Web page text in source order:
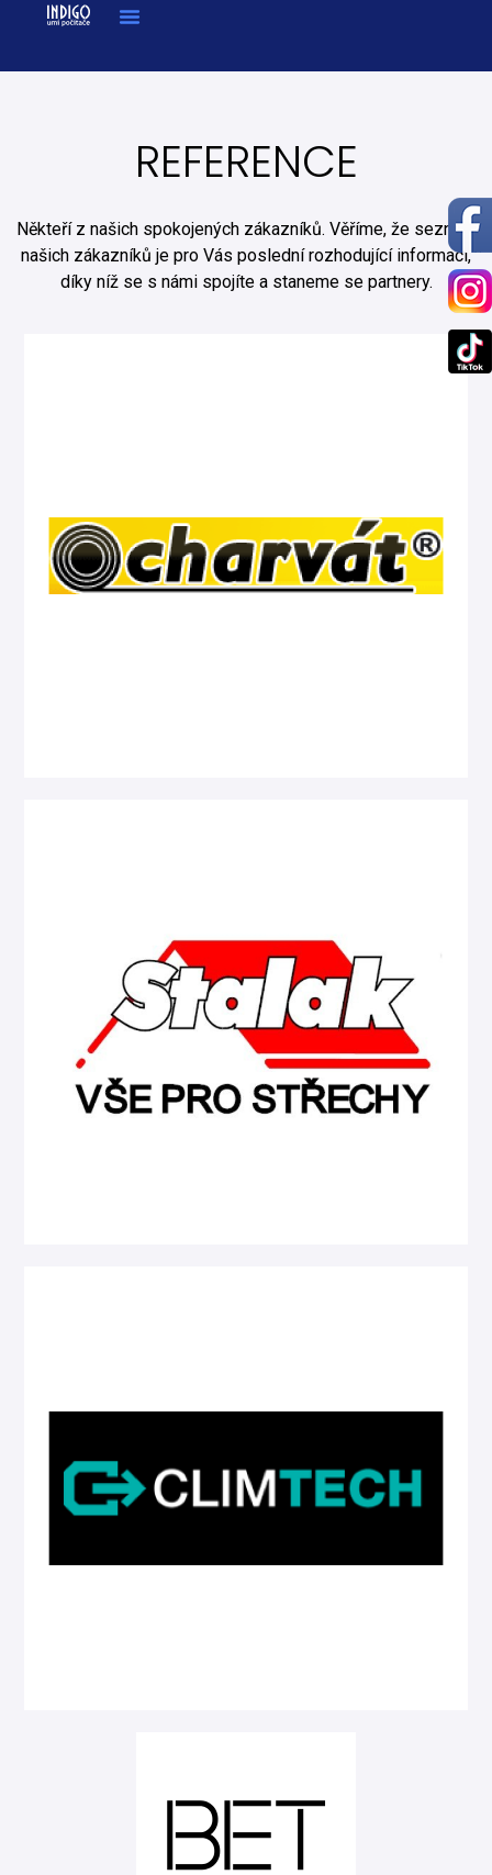
REFERENCE
Někteří z našich spokojených zákazníků. Věříme, že seznam
našich zákazníků je pro Vás poslední rozhodující informací,
díky níž se s námi spojíte a staneme se partnery.